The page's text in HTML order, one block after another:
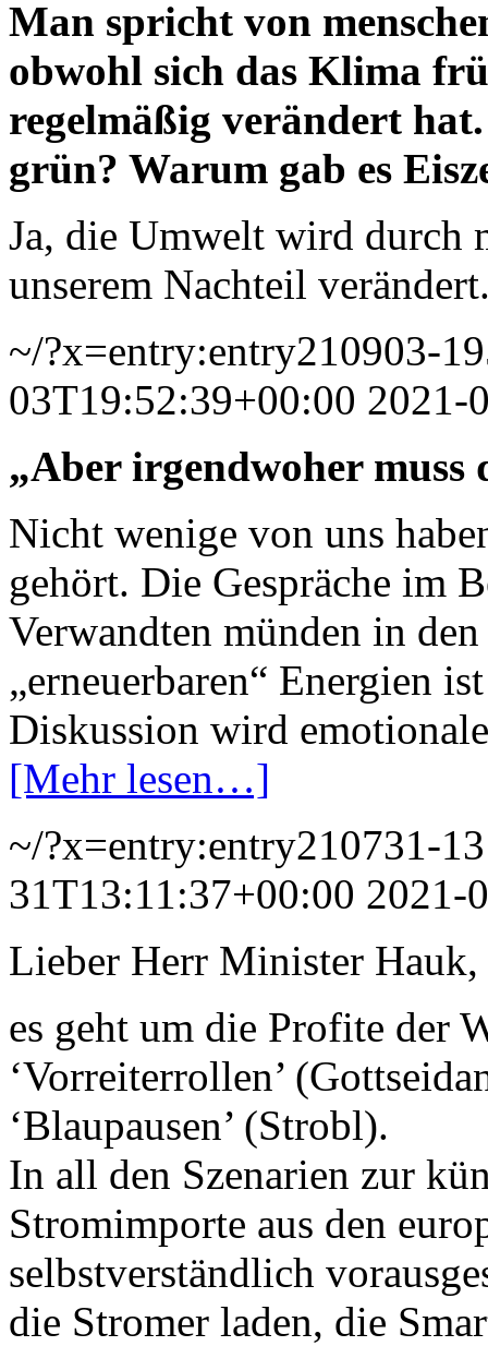
Man spricht von
obwohl sich das Klima
regelmäßig verändert
grün? Warum gab es
Ja, die Umwelt wird durch
unserem Nachteil
~/?x=entry:entry210903-
03T19:52:39+00:00 2021-
„Aber irgendwoher
Nicht wenige von uns
gehört. Die Gespräche im
Verwandten münden in
„erneuerbaren“ Energien
Diskussion wird
[Mehr lesen…]
~/?x=entry:entry210731-
31T13:11:37+00:00 2021-
Lieber Herr Minister Hauk,
es geht um die Profite der
‘Vorreiterrollen’
‘Blaupausen’ (Strobl).
In all den Szenarien zur
Stromimporte aus den
selbstverständlich
die Stromer laden, die